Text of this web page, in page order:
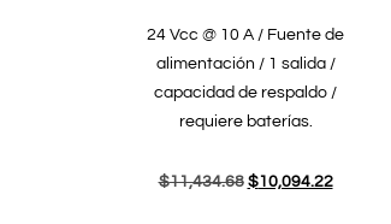
24 Vcc @ 10 A / Fuente de
alimentación / 1 salida /
capacidad de respaldo /
requiere baterías.
$11,434.68 $10,094.22